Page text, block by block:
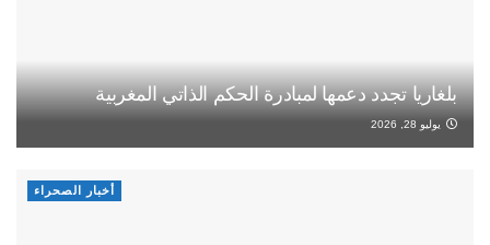
بلغاريا تجدد دعمها لمبادرة الحكم الذاتي المغربية
يوليو 28, 2026
أخبار الصحراء